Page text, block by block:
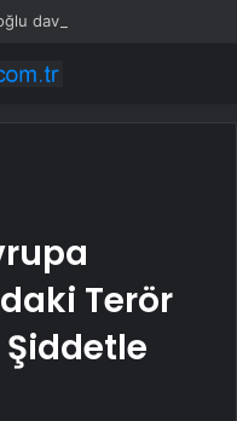
Terör
Şiddetle